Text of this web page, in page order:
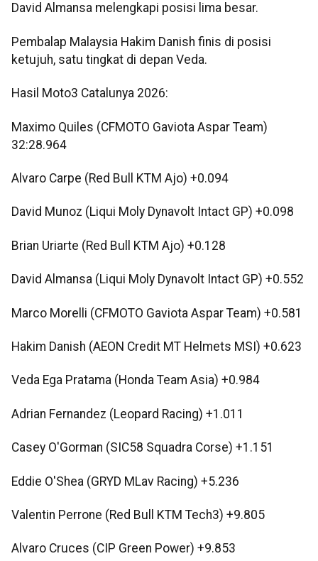
David Almansa melengkapi posisi lima besar.
Pembalap Malaysia Hakim Danish finis di posisi
ketujuh, satu tingkat di depan Veda.
Hasil Moto3 Catalunya 2026:
Maximo Quiles (CFMOTO Gaviota Aspar Team)
32:28.964
Alvaro Carpe (Red Bull KTM Ajo) +0.094
David Munoz (Liqui Moly Dynavolt Intact GP) +0.098
Brian Uriarte (Red Bull KTM Ajo) +0.128
David Almansa (Liqui Moly Dynavolt Intact GP) +0.552
Marco Morelli (CFMOTO Gaviota Aspar Team) +0.581
Hakim Danish (AEON Credit MT Helmets MSI) +0.623
Veda Ega Pratama (Honda Team Asia) +0.984
Adrian Fernandez (Leopard Racing) +1.011
Casey O'Gorman (SIC58 Squadra Corse) +1.151
Eddie O'Shea (GRYD MLav Racing) +5.236
Valentin Perrone (Red Bull KTM Tech3) +9.805
Alvaro Cruces (CIP Green Power) +9.853